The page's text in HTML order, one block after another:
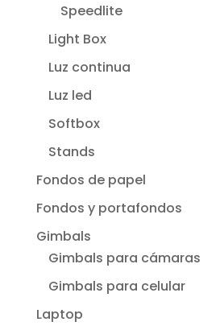
Speedlite
Light Box
Luz continua
Luz led
Softbox
Stands
Fondos de papel
Fondos y portafondos
Gimbals
Gimbals para cámaras
Gimbals para celular
Laptop